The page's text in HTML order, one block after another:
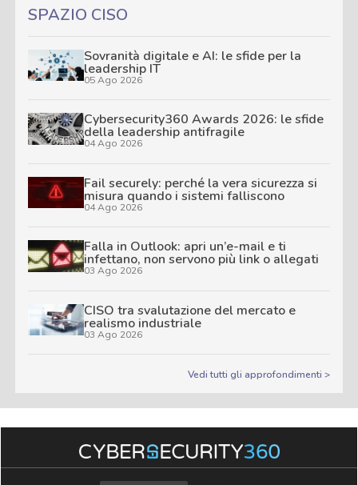
SPAZIO CISO
Sovranità digitale e AI: le sfide per la
leadership IT
05 Ago 2026
Cybersecurity360 Awards 2026: le sfide
della leadership antifragile
04 Ago 2026
Fail securely: perché la vera sicurezza si
misura quando i sistemi falliscono
04 Ago 2026
Falla in Outlook: apri un’e-mail e ti
infettano, non servono più link o allegati
03 Ago 2026
CISO tra svalutazione del mercato e
realismo industriale
03 Ago 2026
Vedi tutti gli approfondimenti >